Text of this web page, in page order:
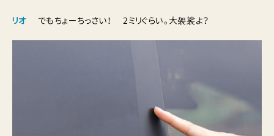
リオ でもちょーちっさい！ 2ミリぐらい。大袈裟よ？